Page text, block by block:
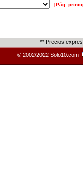
[Pág.
** Precios
© 2002/2022 Solo10.com